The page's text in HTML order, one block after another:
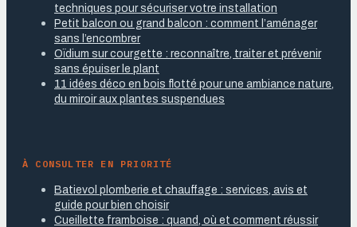
techniques pour sécuriser votre installation
Petit balcon ou grand balcon : comment l’aménager
sans l’encombrer
Oïdium sur courgette : reconnaître, traiter et prévenir
sans épuiser le plant
11 idées déco en bois flotté pour une ambiance nature,
du miroir aux plantes suspendues
À CONSULTER EN PRIORITÉ
Batievol plomberie et chauffage : services, avis et
guide pour bien choisir
Cueillette framboise : quand, où et comment réussir